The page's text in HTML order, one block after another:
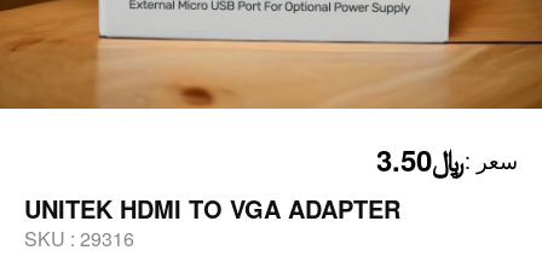
سعر :﷼3.50
UNITEK HDMI TO VGA ADAPTER
SKU : 29316